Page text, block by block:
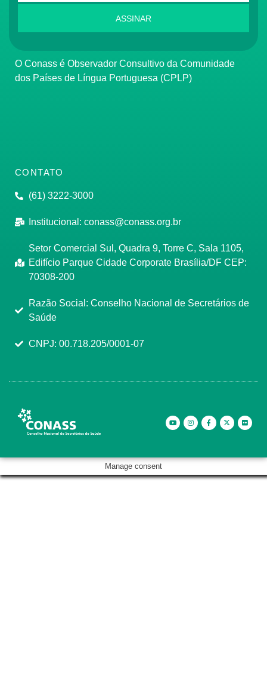
ASSINAR
O Conass é Observador Consultivo da Comunidade
dos Países de Língua Portuguesa (CPLP)
CONTATO
(61) 3222-3000
Institucional: conass@conass.org.br
Setor Comercial Sul, Quadra 9, Torre C, Sala 1105,
Edifício Parque Cidade Corporate Brasília/DF CEP:
70308-200
Razão Social: Conselho Nacional de Secretários de
Saúde
CNPJ: 00.718.205/0001-07
Manage consent